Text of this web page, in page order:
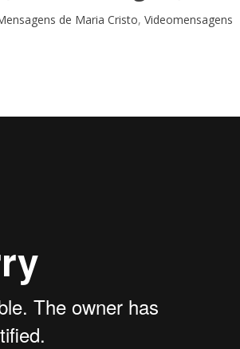
de Maria Cristo, Videomensagens